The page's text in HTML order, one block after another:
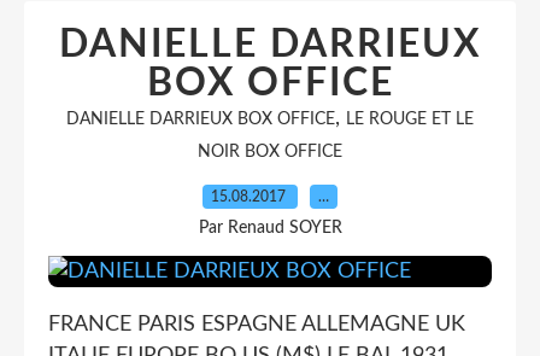
DANIELLE DARRIEUX
BOX OFFICE
DANIELLE DARRIEUX BOX OFFICE, LE ROUGE ET LE
NOIR BOX OFFICE
15.08.2017 …
Par Renaud SOYER
FRANCE PARIS ESPAGNE ALLEMAGNE UK